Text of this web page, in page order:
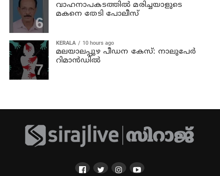
വാഹനാപകടത്തില്‍ മരിച്ചയാളുടെ
മകനെ തേടി പോലീസ്
KERALA 10 hours ago
മലയാലപ്പുഴ പീഡന കേസ്: നാലുപേര്‍
റിമാന്‍ഡില്‍